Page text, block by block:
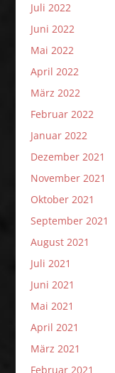
Juli 2022
Juni 2022
Mai 2022
April 2022
März 2022
Februar 2022
Januar 2022
Dezember 2021
November 2021
Oktober 2021
September 2021
August 2021
Juli 2021
Juni 2021
Mai 2021
April 2021
März 2021
Februar 2021